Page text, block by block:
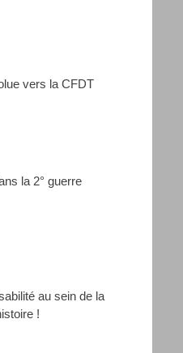
vers la CFDT
la 2° guerre
au sein de la
!